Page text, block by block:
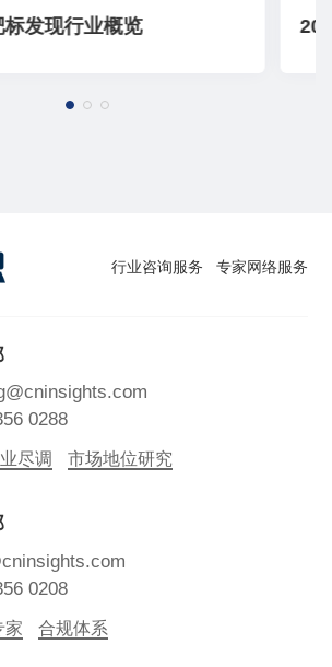
国靶标发现行业概览
行业咨询服务 专家网络服务
0288
尽调 市场地位研究
0208
家 合规体系